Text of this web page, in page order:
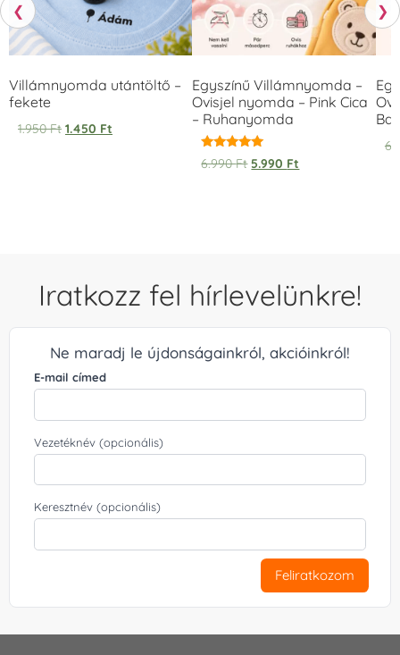
❮
Villámnyomda utántöltő –
fekete
1.950Ft 1.450 Ft
Egyszínű Villámnyomda –
Ovisjel nyomda – Pink Cica
– Ruhanyomda
Értékelés:
5.00
6.990Ft 5.990 Ft
❯
Iratkozz fel hírlevelünkre!
Ne maradj le újdonságainkról, akcióinkról!
E-mail címed
Vezetéknév (opcionális)
Keresztnév (opcionális)
Feliratkozom